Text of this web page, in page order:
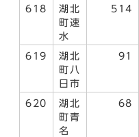
618
湖北
町速
水
514
619
湖北
町八
日市
91
620
湖北
町青
名
68